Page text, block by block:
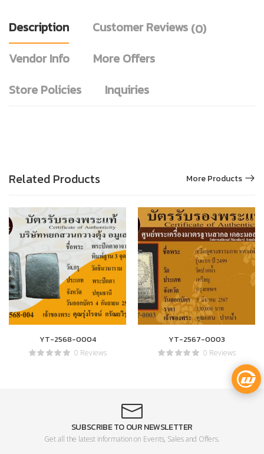
Description Customer Reviews (0)
Vendor Info
More Offers
Store Policies
Inquiries
Related Products More Products
YT-2568-0004
0 Reviews
YT-2567-0003
0 Reviews
SUBSCRIBE TO OUR NEWSLETTER
Get all the latest information on Events, Sales and Offers.